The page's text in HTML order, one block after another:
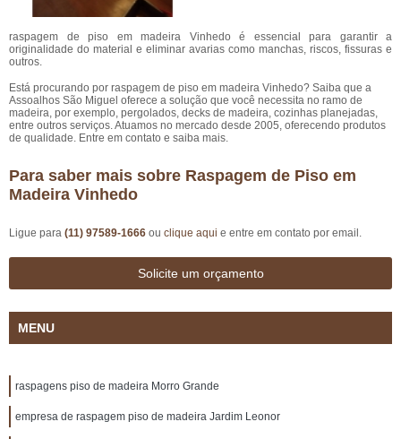
raspagem de piso em madeira Vinhedo é essencial para garantir a
originalidade do material e eliminar avarias como manchas, riscos, fissuras e
outros.
Está procurando por raspagem de piso em madeira Vinhedo? Saiba que a
Assoalhos São Miguel oferece a solução que você necessita no ramo de
madeira, por exemplo, pergolados, decks de madeira, cozinhas planejadas,
entre outros serviços. Atuamos no mercado desde 2005, oferecendo produtos
de qualidade. Entre em contato e saiba mais.
Para saber mais sobre Raspagem de Piso em
Madeira Vinhedo
Ligue para (11) 97589-1666 ou clique aqui e entre em contato por email.
Solicite um orçamento
MENU
raspagens piso de madeira Morro Grande
empresa de raspagem piso de madeira Jardim Leonor